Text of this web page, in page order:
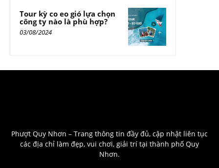
Tour kỳ co eo gió lựa chọn
công ty nào là phù hợp?
03/08/2024
Phượt Quy Nhơn – Trang thông tin đầy đủ, cập nhật liên tục
các địa chỉ làm đẹp, vui chơi, giải trí tại thành phố Quy
Nhơn.